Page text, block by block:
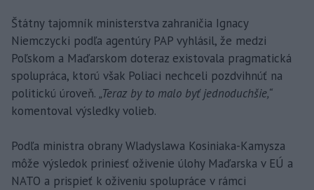
Štátny tajomník ministerstva zahraničia Ignacy
Niemczycki podľa agentúry PAP vyhlásil, že medzi
Poľskom a Maďarskom doteraz existovala pragmatická
spolupráca, ktorú však Poliaci nechceli pozdvihnúť na
politickú úroveň. „Teraz by to malo byť jednoduchšie,“
komentoval výsledky volieb.
Podľa ministra obrany Wladyslawa Kosiniaka-Kamysza
môže výsledok priniesť oživenie úlohy Maďarska v EÚ a
NATO a prispieť k oživeniu spolupráce v rámci